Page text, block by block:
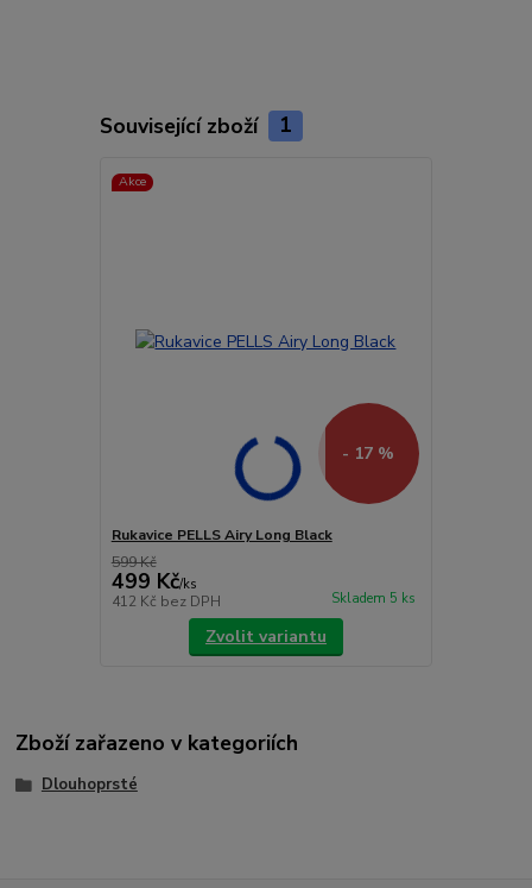
Související zboží 1
Akce
- 17 %
Rukavice PELLS Airy Long Black
599 Kč
499 Kč/ks
412 Kč bez DPH Skladem 5 ks
Zvolit variantu
Zboží zařazeno v kategoriích
Dlouhoprsté